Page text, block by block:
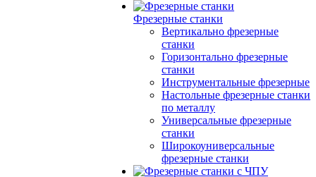
Фрезерные станки
Вертикально фрезерные
станки
Горизонтально фрезерные
станки
Инструментальные фрезерные
Настольные фрезерные станки
по металлу
Универсальные фрезерные
станки
Широкоуниверсальные
фрезерные станки